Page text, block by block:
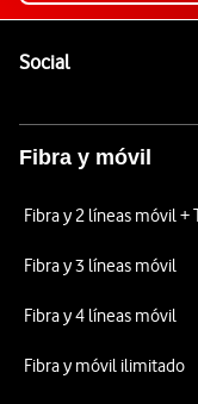
SocialEnlaces a las
Fibra y móvil
Fibra y 2 líneas móvil +
Fibra y 3 líneas móvil
Fibra y 4 líneas móvil
Fibra y móvil ilimitado